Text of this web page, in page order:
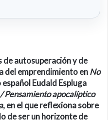
autosuperación y de
del emprendimiento enNo
Eudald Espluga
Pensamiento apocalíptico
, en el quereflexiona sobre
de ser un horizonte de